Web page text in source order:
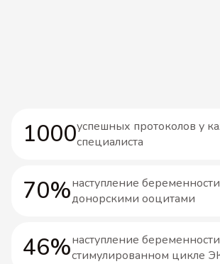
1000успешных протоколов у
специалиста
70%наступление
донорскими ооцитами
46%наступление
стимулированном цикле